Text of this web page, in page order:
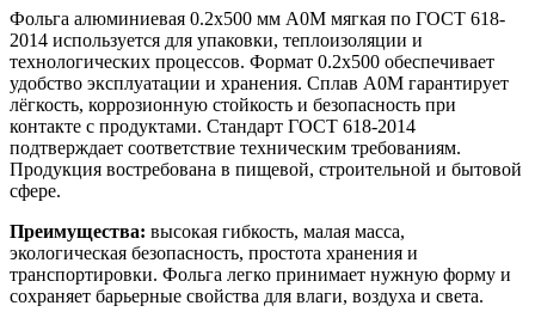
Фольга алюминиевая 0.2х500 мм А0М мягкая по ГОСТ 618-
2014 используется для упаковки, теплоизоляции и
технологических процессов. Формат 0.2х500 обеспечивает
удобство эксплуатации и хранения. Сплав А0М гарантирует
лёгкость, коррозионную стойкость и безопасность при
контакте с продуктами. Стандарт ГОСТ 618-2014
подтверждает соответствие техническим требованиям.
Продукция востребована в пищевой, строительной и бытовой
сфере.
Преимущества: высокая гибкость, малая масса,
экологическая безопасность, простота хранения и
транспортировки. Фольга легко принимает нужную форму и
сохраняет барьерные свойства для влаги, воздуха и света.